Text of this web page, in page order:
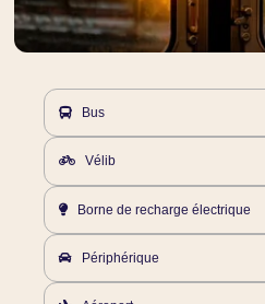
Bus
26, 35, 38, 39, 42, 43, 46, 48, 54, 56,
Vélib
Station Gare du Nord 1 / 8-10 rue de
Borne de recharge électrique
Borne payante à 100m – Charge
disponibles (Domestique UE, Type 2)
Périphérique
Porte de la Chapelle